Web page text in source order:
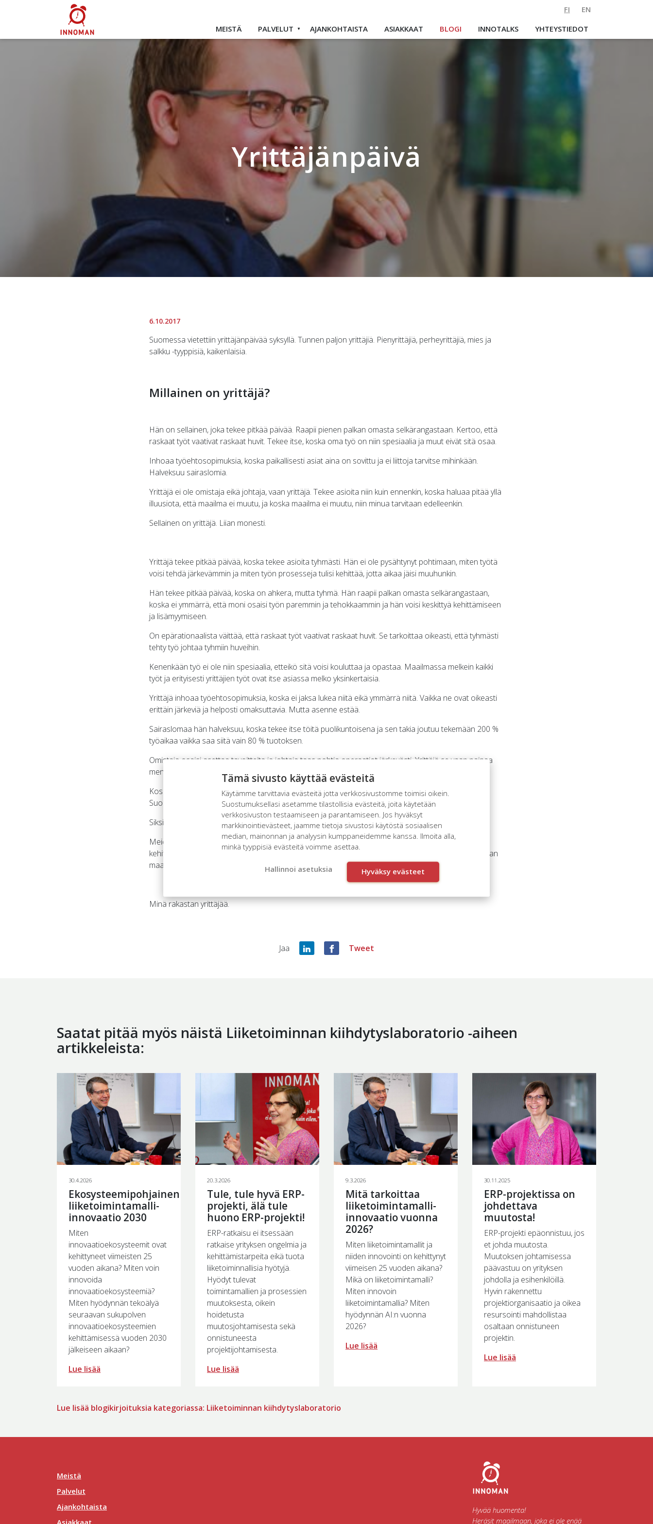
Tämä sivusto käyttää evästeitä
Käytämme tarvittavia evästeitä jotta verkkosivustomme toimisi oikein.
Suostumuksellasi asetamme tilastollisia evästeitä, joita käytetään
verkkosivuston testaamiseen ja parantamiseen. Jos hyväksyt
markkinointievästeet, jaamme tietoja sivustosi käytöstä sosiaalisen
median, mainonnan ja analyysin kumppaneidemme kanssa. Ilmoita alla,
minkä tyyppisiä evästeitä voimme asettaa.
Hallinnoi asetuksia Hyväksy evästeet
FI
EN
MEISTÄ
PALVELUT AJANKOHTAISTA ASIAKKAAT BLOGI INNOTALKS YHTEYSTIEDOT
Yrittäjänpäivä
6.10.2017
Suomessa vietettiin yrittäjänpäivää syksyllä. Tunnen paljon yrittäjiä. Pienyrittäjiä, perheyrittäjiä, mies ja
salkku -tyyppisiä, kaikenlaisia.
Millainen on yrittäjä?
Hän on sellainen, joka tekee pitkää päivää. Raapii pienen palkan omasta selkärangastaan. Kertoo, että
raskaat työt vaativat raskaat huvit. Tekee itse, koska oma työ on niin spesiaalia ja muut eivät sitä osaa.
Inhoaa työehtosopimuksia, koska paikallisesti asiat aina on sovittu ja ei liittoja tarvitse mihinkään.
Halveksuu sairaslomia.
Yrittäjä ei ole omistaja eikä johtaja, vaan yrittäjä. Tekee asioita niin kuin ennenkin, koska haluaa pitää yllä
illuusiota, että maailma ei muutu, ja koska maailma ei muutu, niin minua tarvitaan edelleenkin.
Sellainen on yrittäjä. Liian monesti.
Yrittäjä tekee pitkää päivää, koska tekee asioita tyhmästi. Hän ei ole pysähtynyt pohtimaan, miten työtä
voisi tehdä järkevämmin ja miten työn prosesseja tulisi kehittää, jotta aikaa jäisi muuhunkin.
Hän tekee pitkää päivää, koska on ahkera, mutta tyhmä. Hän raapii palkan omasta selkärangastaan,
koska ei ymmärrä, että moni osaisi työn paremmin ja tehokkaammin ja hän voisi keskittyä kehittämiseen
ja lisämyymiseen.
On epärationaalista väittää, että raskaat työt vaativat raskaat huvit. Se tarkoittaa oikeasti, että tyhmästi
tehty työ johtaa tyhmiin huveihin.
Kenenkään työ ei ole niin spesiaalia, etteikö sitä voisi kouluttaa ja opastaa. Maailmassa melkein kaikki
työt ja erityisesti yrittäjien työt ovat itse asiassa melko yksinkertaisia.
Yrittäjä inhoaa työehtosopimuksia, koska ei jaksa lukea niitä eikä ymmärrä niitä. Vaikka ne ovat oikeasti
erittäin järkeviä ja helposti omaksuttavia. Mutta asenne estää.
Sairaslomaa hän halveksuu, koska tekee itse töitä puolikuntoisena ja sen takia joutuu tekemään 200 %
työaikaa vaikka saa siitä vain 80 % tuotoksen.
Omistaja osaisi asettaa tavoitteita ja johtaja taas pohtia operaatiot järkevästi. Yrittäjä se vaan painaa
menemään. Mistään tavoitteista ja suunnittelusta välittämättä. Ja ihannoi sitä itsekin.
Koska hänellä on talvisodan henki, hän luulee olevansa Antti Rokka, hän uhriutuu, hän kantaa koko
Suomea harteillaan.
Siksi meidän pitää rakastaa yrittäjää.
Meidän kaikkien asiantuntijoiden tehtävä on auttaa yrittäjää osaamaan, jaksamaan, luottamaan,
kehittämään, suunnittelemaan, rakastamaan, jakamaan, omistamaan, viemään, tuomaan ja katsomaan
maailmaa uusin silmin.
Minä rakastan yrittäjää.
Jaa Tweet
Saatat pitää myös näistä Liiketoiminnan kiihdytyslaboratorio -aiheen
artikkeleista:
30.4.2026
Ekosysteemipohjainen
liiketoimintamalli-
innovaatio 2030
Miten
innovaatioekosysteemit ovat
kehittyneet viimeisten 25
vuoden aikana? Miten voin
innovoida
innovaatioekosysteemiä?
Miten hyödynnän tekoälyä
seuraavan sukupolven
innovaatioekosysteemien
kehittämisessä vuoden 2030
jälkeiseen aikaan?
Lue lisää
20.3.2026
Tule, tule hyvä ERP-
projekti, älä tule
huono ERP-projekti!
ERP-ratkaisu ei itsessään
ratkaise yrityksen ongelmia ja
kehittämistarpeita eikä tuota
liiketoiminnallisia hyötyjä.
Hyödyt tulevat
toimintamallien ja prosessien
muutoksesta, oikein
hoidetusta
muutosjohtamisesta sekä
onnistuneesta
projektijohtamisesta.
Lue lisää
9.3.2026
Mitä tarkoittaa
liiketoimintamalli-
innovaatio vuonna
2026?
Miten liiketoimintamallit ja
niiden innovointi on kehittynyt
viimeisen 25 vuoden aikana?
Mikä on liiketoimintamalli?
Miten innovoin
liiketoimintamallia? Miten
hyödynnän AI:n vuonna
2026?
Lue lisää
30.11.2025
ERP-projektissa on
johdettava
muutosta!
ERP-projekti epäonnistuu, jos
et johda muutosta.
Muutoksen johtamisessa
päävastuu on yrityksen
johdolla ja esihenkilöillä.
Hyvin rakennettu
projektiorganisaatio ja oikea
resursointi mahdollistaa
osaltaan onnistuneen
projektin.
Lue lisää
Lue lisää blogikirjoituksia kategoriassa: Liiketoiminnan kiihdytyslaboratorio
Meistä
Palvelut
Ajankohtaista
Asiakkaat
Hyvää huomenta!
Heräsit maailmaan, joka ei ole enää